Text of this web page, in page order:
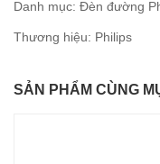
Danh mục: Đèn đường
Thương hiệu: Philips
SẢN PHẨM CÙNG